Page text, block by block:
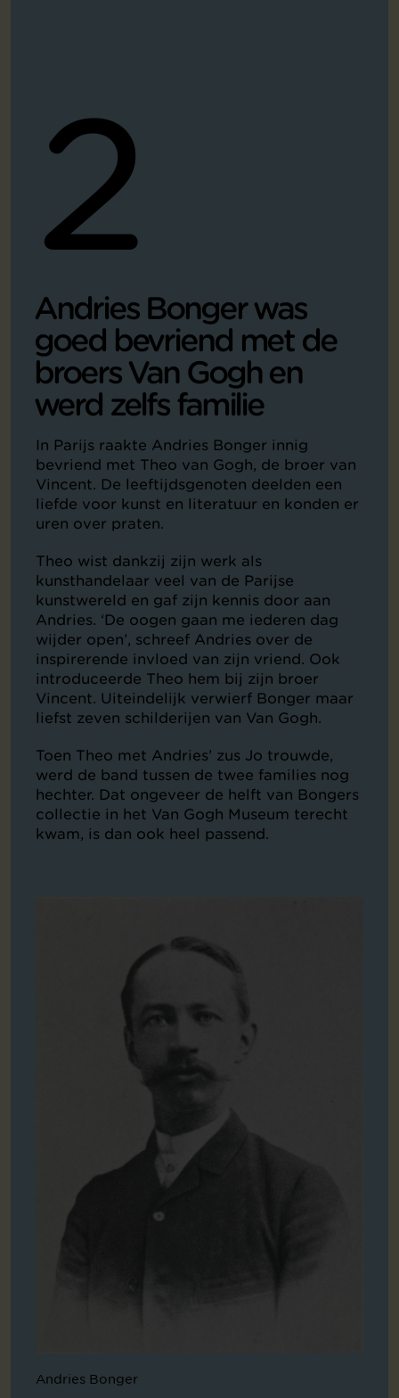
2
Andries Bonger was
goed bevriend met de
broers Van Gogh en
werd zelfs familie
In Parijs raakte Andries Bonger innig
bevriend met Theo van Gogh, de broer van
Vincent. De leeftijdsgenoten deelden een
liefde voor kunst en literatuur en konden er
uren over praten.
Theo wist dankzij zijn werk als
kunsthandelaar veel van de Parijse
kunstwereld en gaf zijn kennis door aan
Andries. ‘De oogen gaan me iederen dag
wijder open’, schreef Andries over de
inspirerende invloed van zijn vriend. Ook
introduceerde Theo hem bij zijn broer
Vincent. Uiteindelijk verwierf Bonger maar
liefst zeven schilderijen van Van Gogh.
Toen Theo met Andries’ zus Jo trouwde,
werd de band tussen de twee families nog
hechter. Dat ongeveer de helft van Bongers
collectie in het Van Gogh Museum terecht
kwam, is dan ook heel passend.
Andries Bonger